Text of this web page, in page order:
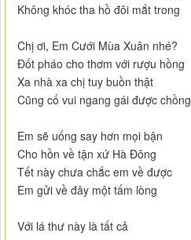
Không khóc tha hồ đôi mắt trong
Chị ơi, Em Cưới Mùa Xuân nhé?
Đốt pháo cho thơm với rượu hồng
Xa nhà xa chị tuy buồn thật
Cũng cố vui ngang gái được chồng
Em sẽ uống say hơn mọi bận
Cho hồn về tận xứ Hà Đông
Tết này chưa chắc em về được
Em gửi về đây một tấm lòng
Với lá thư này là tất cả